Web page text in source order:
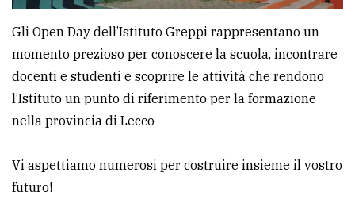
Gli Open Day dell’Istituto Greppi rappresentano un
momento prezioso per conoscere la scuola, incontrare
docenti e studenti e scoprire le attività che rendono
l’Istituto un punto di riferimento per la formazione
nella provincia di Lecco
Vi aspettiamo numerosi per costruire insieme il vostro
futuro!